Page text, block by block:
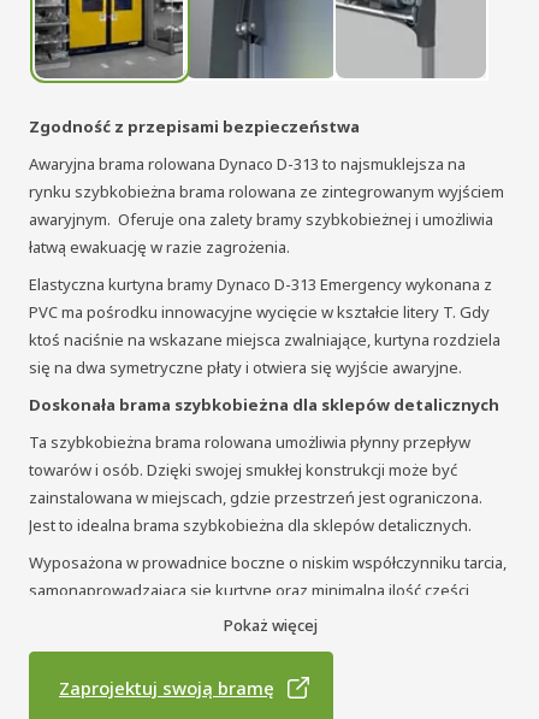
Zgodność z przepisami bezpieczeństwa
Awaryjna brama rolowana Dynaco D-313 to najsmuklejsza na
rynku szybkobieżna brama rolowana ze zintegrowanym wyjściem
awaryjnym. Oferuje ona zalety bramy szybkobieżnej i umożliwia
łatwą ewakuację w razie zagrożenia.
Elastyczna kurtyna bramy Dynaco D-313 Emergency wykonana z
PVC ma pośrodku innowacyjne wycięcie w kształcie litery T. Gdy
ktoś naciśnie na wskazane miejsca zwalniające, kurtyna rozdziela
się na dwa symetryczne płaty i otwiera się wyjście awaryjne.
Doskonała brama szybkobieżna dla sklepów detalicznych
Ta szybkobieżna brama rolowana umożliwia płynny przepływ
towarów i osób. Dzięki swojej smukłej konstrukcji może być
zainstalowana w miejscach, gdzie przestrzeń jest ograniczona.
Jest to idealna brama szybkobieżna dla sklepów detalicznych.
Wyposażona w prowadnice boczne o niskim współczynniku tarcia,
samonaprowadzającą się kurtynę oraz minimalną ilość części
zużywalnych, brama rolowana Dynaco D-313 Emergency wymaga
płaszczu, ta brama szybkobieżna jest bezpieczna dla personelu i
sprzętu.
Pokaż więcej
Zaprojektuj swoją bramę